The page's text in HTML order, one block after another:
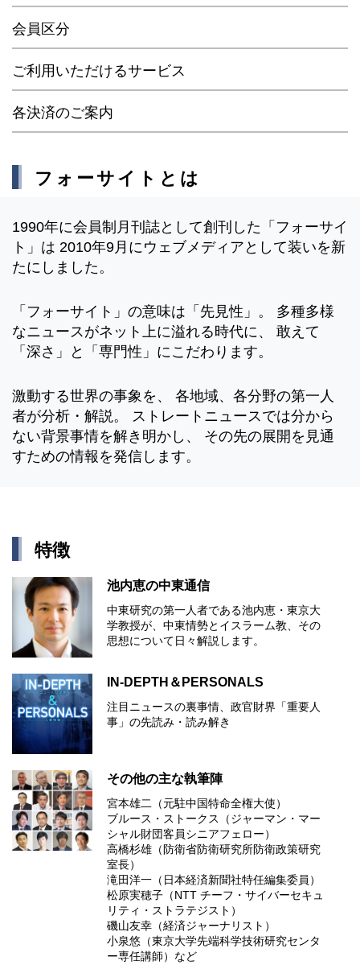
会員区分
ご利用いただけるサービス
各決済のご案内
フォーサイトとは
1990年に会員制月刊誌として創刊した「フォーサイ
ト」は 2010年9月にウェブメディアとして装いを新
たにしました。
「フォーサイト」の意味は「先見性」。 多種多様
なニュースがネット上に溢れる時代に、 敢えて
「深さ」と「専門性」にこだわります。
激動する世界の事象を、 各地域、各分野の第一人
者が分析・解説。 ストレートニュースでは分から
ない背景事情を解き明かし、 その先の展開を見通
すための情報を発信します。
特徴
池内恵の中東通信
中東研究の第⼀⼈者である池内恵・東京⼤
学教授が、中東情勢とイスラーム教、その
思想について⽇々解説します。
IN-DEPTH＆PERSONALS
注目ニュースの裏事情、政官財界「重要人
事」の先読み・読み解き
その他の主な執筆陣
宮本雄二（元駐中国特命全権大使）
ブルース・ストークス（ジャーマン・マー
シャル財団客員シニアフェロー）
高橋杉雄（防衛省防衛研究所防衛政策研究
室長）
滝田洋一（日本経済新聞社特任編集委員）
松原実穂子（NTT チーフ・サイバーセキュ
リティ・ストラテジスト）
磯山友幸（経済ジャーナリスト）
小泉悠（東京大学先端科学技術研究センタ
ー専任講師）など